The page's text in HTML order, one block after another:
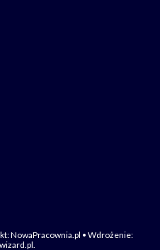
NowaPracownia.pl • Wdrożenie: